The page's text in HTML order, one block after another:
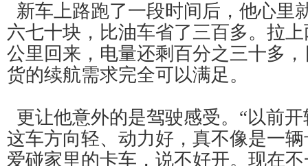
新车上路跑了一段时间后，他心里
六七十块，比油车省了三百多。拉
公里回来，电量还剩百分之三十多
货的续航需求完全可以满足。
更让他意外的是驾驶感受。“以前
这车方向轻、动力好，真不像是一
爱碰家里的卡车，说不好开。现在